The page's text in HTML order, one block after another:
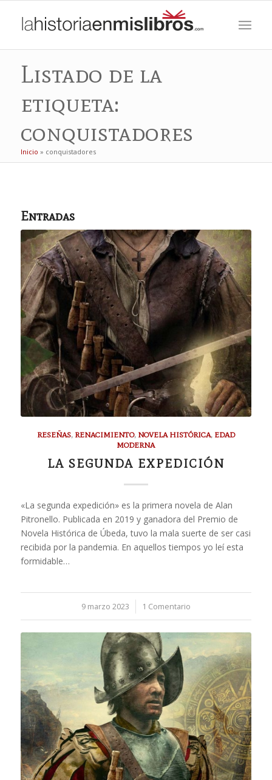
Listado de la
etiqueta:
conquistadores
Inicio » conquistadores
Entradas
RESEÑAS, RENACIMIENTO, NOVELA HISTÓRICA, EDAD
MODERNA
LA SEGUNDA EXPEDICIÓN
«La segunda expedición» es la primera novela de Alan
Pitronello. Publicada en 2019 y ganadora del Premio de
Novela Histórica de Úbeda, tuvo la mala suerte de ser casi
recibida por la pandemia. En aquellos tiempos yo leí esta
formidable…
9 marzo 2023
/ 1 Comentario